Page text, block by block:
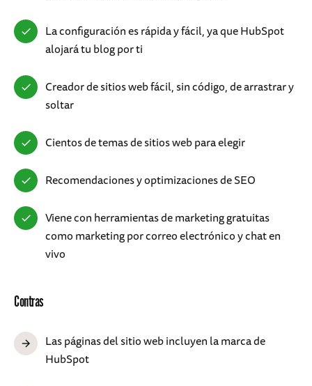
La configuración es rápida y fácil, ya que HubSpot
alojará tu blog por ti
Creador de sitios web fácil, sin código, de arrastrar y
soltar
Cientos de temas de sitios web para elegir
Recomendaciones y optimizaciones de SEO
Viene con herramientas de marketing gratuitas
como marketing por correo electrónico y chat en
vivo
Contras
Las páginas del sitio web incluyen la marca de
HubSpot